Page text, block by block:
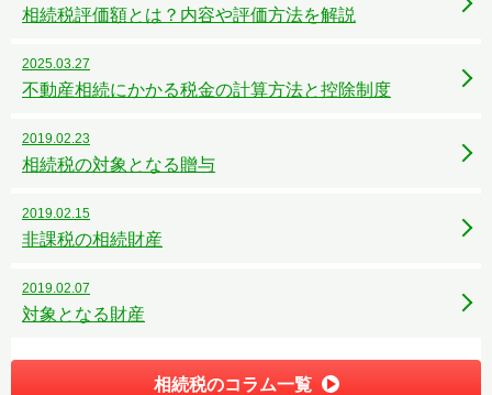
相続税評価額とは？内容や評価方法を解説
2025.03.27
不動産相続にかかる税金の計算方法と控除制度
2019.02.23
相続税の対象となる贈与
2019.02.15
非課税の相続財産
2019.02.07
対象となる財産
相続税のコラム一覧